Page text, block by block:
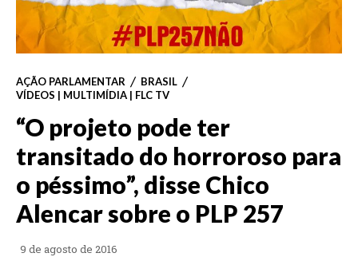
AÇÃO PARLAMENTAR
BRASIL
VÍDEOS | MULTIMÍDIA | FLC TV
“O projeto pode ter
transitado do horroroso para
o péssimo”, disse Chico
Alencar sobre o PLP 257
9 de agosto de 2016